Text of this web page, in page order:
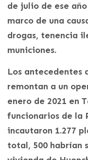
de julio de ese
marco de una
drogas, tenencia
municiones.
Los antecedentes
remontan a un
enero de 2021 en
funcionarios de la
incautaron 1.277
total, 500 habrían